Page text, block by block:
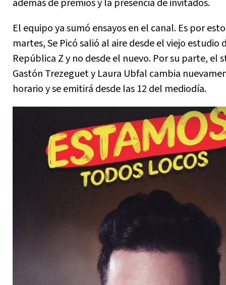
además de premios y la presencia de invitados.
El equipo ya sumó ensayos en el canal. Es por
martes, Se Picó salió al aire desde el viejo estudio
República Z y no desde el nuevo. Por su parte, el
Gastón Trezeguet y Laura Ubfal cambia
horario y se emitirá desde las 12 del mediodía.